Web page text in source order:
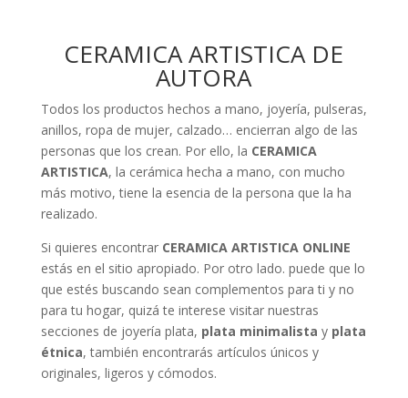
CERAMICA ARTISTICA DE
AUTORA
Todos los productos hechos a mano, joyería, pulseras,
anillos, ropa de mujer, calzado… encierran algo de las
personas que los crean. Por ello, la CERAMICA
ARTISTICA, la cerámica hecha a mano, con mucho
más motivo, tiene la esencia de la persona que la ha
realizado.
Si quieres encontrar CERAMICA ARTISTICA ONLINE
estás en el sitio apropiado. Por otro lado. puede que lo
que estés buscando sean complementos para ti y no
para tu hogar, quizá te interese visitar nuestras
secciones de joyería plata, plata minimalista y plata
étnica, también encontrarás artículos únicos y
originales, ligeros y cómodos.